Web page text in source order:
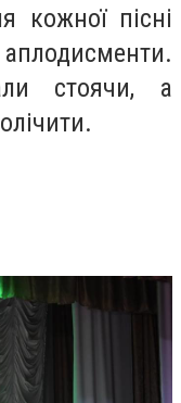
кожної пісні
стоячи, а